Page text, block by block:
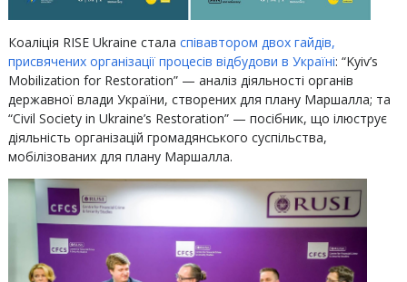
‍Коаліція RISE Ukraine стала співавтором двох гайдів,
присвячених організації процесів відбудови в Україні: “Kyiv’s
Mobilization for Restoration” — аналіз діяльності органів
державної влади України, створених для плану Маршалла; та
“Civil Society in Ukraine’s Restoration” — посібник, що ілюструє
діяльність організацій громадянського суспільства,
мобілізованих для плану Маршалла.